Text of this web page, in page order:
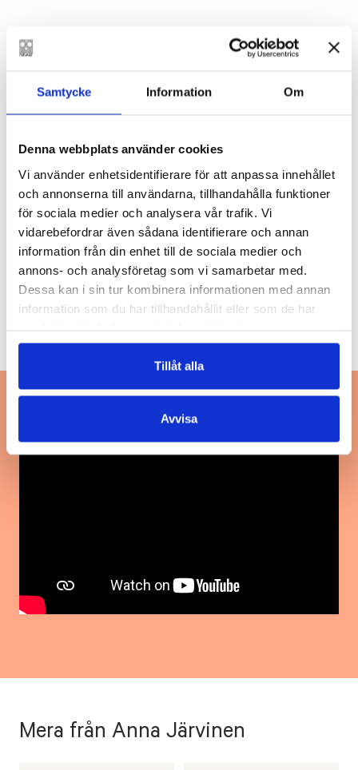
Samtycke Information Om
Denna webbplats använder cookies
Vi använder enhetsidentifierare för att anpassa innehållet
och annonserna till användarna, tillhandahålla funktioner
för sociala medier och analysera vår trafik. Vi
vidarebefordrar även sådana identifierare och annan
information från din enhet till de sociala medier och
annons- och analysföretag som vi samarbetar med.
Dessa kan i sin tur kombinera informationen med annan
information som du har tillhandahållit eller som de har
Tillåt alla
Avvisa
då gör det ont. När Järvinen är som bäst fångar
hon känslor, tankar och insikter i enkla
HUFVUDSTADSBLADET
En mörk och vacker uppgörelse med livet.
ÖSTERBOTTENS TIDNING
Mera från Anna Järvinen